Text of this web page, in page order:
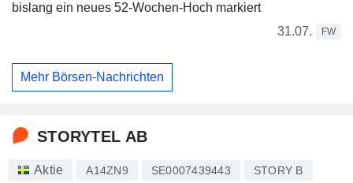
bislang ein neues 52-Wochen-Hoch markiert
31.07.
FW
Mehr Börsen-Nachrichten
STORYTEL AB
Aktie A14ZN9 SE0007439443 STORY B